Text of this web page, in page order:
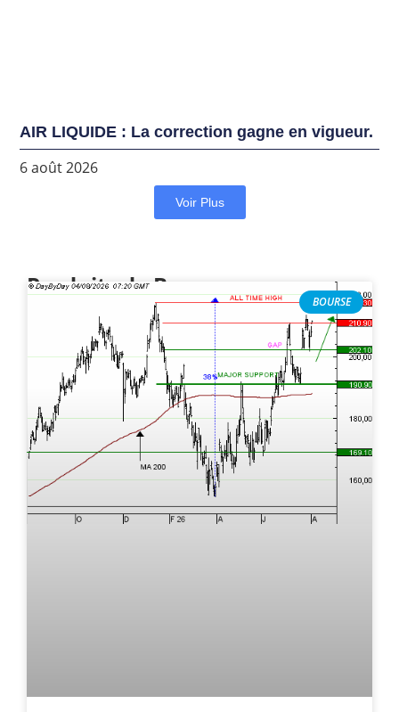
AIR LIQUIDE : La correction gagne en vigueur.
6 août 2026
Voir Plus
Produits de Bourse
BOURSE